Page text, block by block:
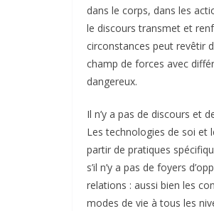
dans le corps, dans les
le discours transmet et
circonstances peut revêtir
champ de forces avec
dangereux.
Il n’y a pas de discours et
Les technologies de soi et
partir de pratiques
s’il n’y a pas de foyers
relations : aussi bien les
modes de vie à tous les